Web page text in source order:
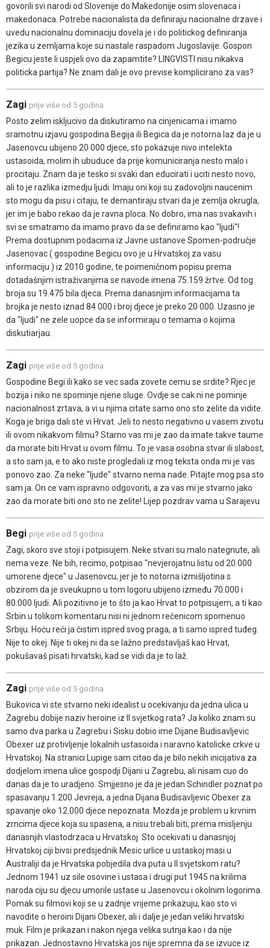
govorili svi narodi od Slovenije do Makedonije osim slovenaca i
makedonaca. Potrebe nacionalista da definiraju nacionalne drzave i
uvedu nacionalnu dominaciju dovela je i do politickog definiranja
jezika u zemljama koje su nastale raspadom Jugoslavije. Gospon
Begicu jeste li uspjeli ovo da zapamtite? LINGVISTI nisu nikakva
politicka partija? Ne znam dali je ovo previse komplicirano za vas?
Zagi prije više od 5 godina
Posto zelim iskljucivo da diskutiramo na cinjenicama i imamo
sramotnu izjavu gospodina Begija ili Begica da je notorna laz da je u
Jasenovcu ubijeno 20 000 djece, sto pokazuje nivo intelekta
ustasoida, molim ih ubuduce da prije komuniciranja nesto malo i
procitaju. Znam da je tesko si svaki dan educirati i uciti nesto novo,
ali to je razlika izmedju ljudi. Imaju oni koji su zadovoljni naucenim
sto mogu da pisu i citaju, te demantiraju stvari da je zemlja okrugla,
jer im je babo rekao da je ravna ploca. No dobro, ima nas svakavih i
svi se smatramo da imamo pravo da se definiramo kao "ljudi"!
Prema dostupnim podacima iz Javne ustanove Spomen-područje
Jasenovac ( gospodine Begicu ovo je u Hrvatskoj za vasu
informaciju ) iz 2010 godine, te poimeničnom popisu prema
dotadašnjim istraživanjima se navode imena 75.159 žrtve. Od tog
broja su 19.475 bila djeca. Prema danasnjim informacijama ta
brojka je nesto iznad 84 000 i broj djece je preko 20 000. Uzasno je
da "ljudi" ne zele uopce da se informiraju o temama o kojima
diskutiarjau.
Zagi prije više od 5 godina
Gospodine Begi ili kako se vec sada zovete cemu se srdite? Rjec je
bozija i niko ne spominje njene sluge. Ovdje se cak ni ne pominje
nacionalnost zrtava, a vi u njima citate samo ono sto zelite da vidite.
Koga je briga dali ste vi Hrvat. Jeli to nesto negativno u vasem zivotu
ili ovom nikakvom filmu? Starno vas mi je zao da imate takve taume
da morate biti Hrvat u ovom filmu. To je vasa osobna stvar ili slabost,
a sto sam ja, e to ako niste progledali iz mog teksta onda mi je vas
ponovo zao. Za neke "ljude" stvarno nema nade. Pitajte mog psa sto
sam ja. On ce vam ispravno odgovoriti, a za vas mi je stvarno jako
zao da morate biti ono sto ne zelite! Lijep pozdrav vama u Sarajevu
Begi prije više od 5 godina
Zagi, skoro sve stoji i potpisujem. Neke stvari su malo nategnute, ali
nema veze. Ne bih, recimo, potpisao "nevjerojatnu listu od 20.000
umorene djece" u Jasenovcu, jer je to notorna izmišljotina s
obzirom da je sveukupno u tom logoru ubijeno između 70.000 i
80.000 ljudi. Ali pozitivno je to što ja kao Hrvat to potpisujem, a ti kao
Srbin u tolikom komentaru nisi ni jednom rečenicom spomenuo
Srbiju. Hoću reći ja čistim ispred svog praga, a ti samo ispred tuđeg.
Nije to okej. Nije ti okej ni da se lažno predstavljaš kao Hrvat,
pokušavaš pisati hrvatski, kad se vidi da je to laž.
Zagi prije više od 5 godina
Bukovica vi ste stvarno neki idealist u ocekivanju da jedna ulica u
Zagrebu dobije naziv heroine iz II svjetkog rata? Ja koliko znam su
samo dva parka u Zagrebu i Sisku dobio ime Dijane Budisavljevic
Obexer uz protivljenje lokalnih ustasoida i naravno katolicke crkve u
Hrvatskoj. Na stranici Lupige sam citao da je bilo nekih inicijativa za
dodjelom imena ulice gospodji Dijani u Zagrebu, ali nisam cuo do
danas da je to uradjeno. Smjjesno je da je jedan Schindler poznat po
spasavanju 1.200 Jevreja, a jedna Dijana Budisavljevic Obexer za
spavanje oko 12.000 djece nepoznata. Mozda je problem u krvnim
zrncima djece koja su spasena, a nisu trebali biti, prema misljenju
danasnjih vlastodrzaca u Hrvatskoj. Sto ocekivati u danasnjoj
Hrvatskoj ciji bivsi predsjednik Mesic urlice u ustaskoj masi u
Australiji da je Hrvatska pobjedila dva puta u II svjetskom ratu?
Jednom 1941 uz sile osovine i ustasa i drugi put 1945 na krilima
naroda ciju su djecu umorile ustase u Jasenovcu i okolnim logorima.
Pomak su filmovi koji se u zadnje vrijeme prikazuju, kao sto vi
navodite o heroini Dijani Obexer, ali i dalje je jedan veliki hrvatski
muk. Film je prikazan i nakon njega velika sutnja kao i da nije
prikazan. Jednostavno Hrvatska jos nije spremna da se izvuce iz